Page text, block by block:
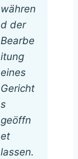
währen
d der
Bearbe
itung
eines
Gericht
s
geöffn
et
lassen.